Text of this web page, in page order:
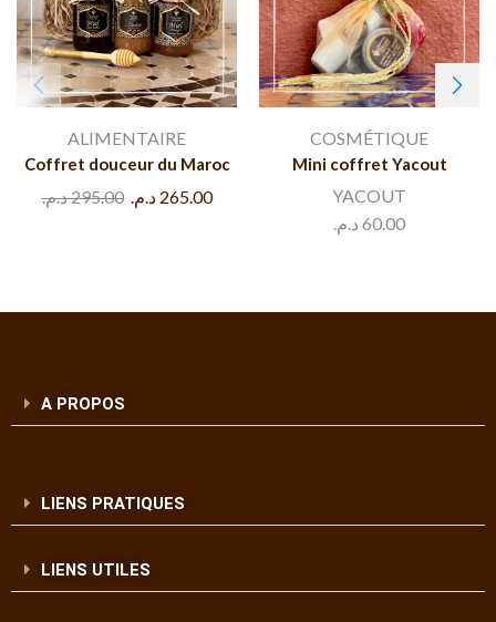
ALIMENTAIRE
Coffret douceur du Maroc
295.00د.م. 265.00 د.م.
COSMÉTIQUE
Mini coffret Yacout
YACOUT
60.00 د.م.
A PROPOS
LIENS PRATIQUES
LIENS UTILES